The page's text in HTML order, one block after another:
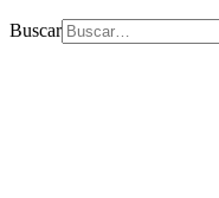
Buscar